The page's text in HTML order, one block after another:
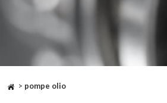
> pompe olio